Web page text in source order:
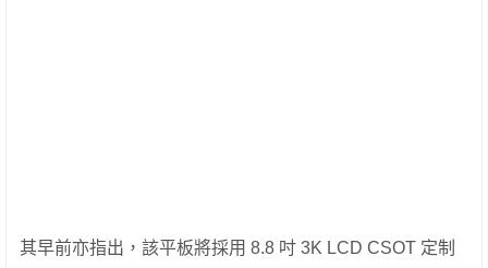
其早前亦指出，該平板將採用 8.8 吋 3K LCD CSOT 定制